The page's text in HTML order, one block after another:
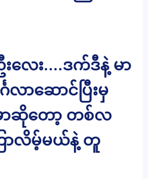
ေး….ဒက်ဒီနဲ့ မာ
လာဆောင်ပြီးမှ
မှာဆိုတော့ တစ်လ
ြာလိမ့်မယ်နဲ့ တူ